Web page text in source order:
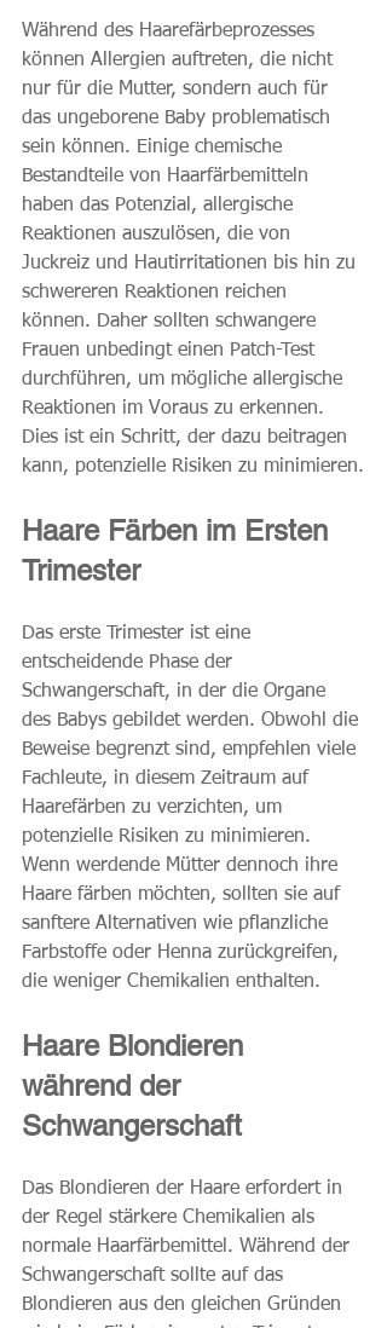
Während des Haarefärbeprozesses
können Allergien auftreten, die nicht
nur für die Mutter, sondern auch für
das ungeborene Baby problematisch
sein können. Einige chemische
Bestandteile von Haarfärbemitteln
haben das Potenzial, allergische
Reaktionen auszulösen, die von
Juckreiz und Hautirritationen bis hin zu
schwereren Reaktionen reichen
können. Daher sollten schwangere
Frauen unbedingt einen Patch-Test
durchführen, um mögliche allergische
Reaktionen im Voraus zu erkennen.
Dies ist ein Schritt, der dazu beitragen
kann, potenzielle Risiken zu minimieren.
Haare Färben im Ersten
Trimester
Das erste Trimester ist eine
entscheidende Phase der
Schwangerschaft, in der die Organe
des Babys gebildet werden. Obwohl die
Beweise begrenzt sind, empfehlen viele
Fachleute, in diesem Zeitraum auf
Haarefärben zu verzichten, um
potenzielle Risiken zu minimieren.
Wenn werdende Mütter dennoch ihre
Haare färben möchten, sollten sie auf
sanftere Alternativen wie pflanzliche
Farbstoffe oder Henna zurückgreifen,
die weniger Chemikalien enthalten.
Haare Blondieren
während der
Schwangerschaft
Das Blondieren der Haare erfordert in
der Regel stärkere Chemikalien als
normale Haarfärbemittel. Während der
Schwangerschaft sollte auf das
Blondieren aus den gleichen Gründen